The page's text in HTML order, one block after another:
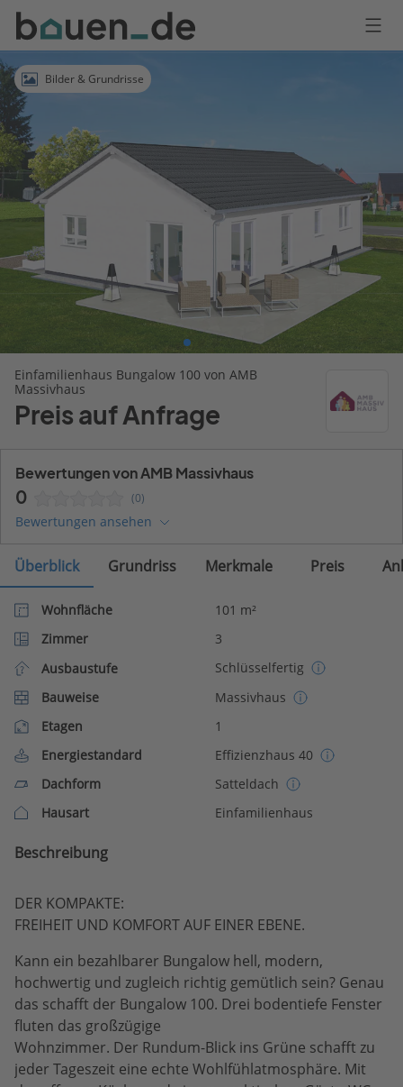
Bauen
Logo
AnmeldenBilder & Grundrisse
Einfamilienhaus Bungalow 100 von AMB
Massivhaus
Preis auf Anfrage
Bewertungen von AMB Massivhaus
0 (0)
Bewertungen ansehen
Überblick Grundriss Merkmale Preis
Wohnfläche
101 m²
Zimmer
3
Ausbaustufe
Schlüsselfertig
Bauweise
Massivhaus
Etagen
1
Energiestandard
Effizienzhaus 40
Dachform
Satteldach
Hausart
Einfamilienhaus
Beschreibung
DER KOMPAKTE:
FREIHEIT UND KOMFORT AUF EINER EBENE.
Kann ein bezahlbarer Bungalow hell, modern,
hochwertig und zugleich richtig gemütlich sein? Genau
das schafft der Bungalow 100. Drei bodentiefe Fenster
fluten das großzügige
Wohnzimmer. Der Rundum-Blick ins Grüne schafft zu
jeder Tageszeit eine echte Wohlfühlatmosphäre. Mit